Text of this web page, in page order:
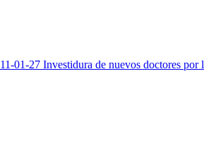
01-27 Investidura de nuevos doctores